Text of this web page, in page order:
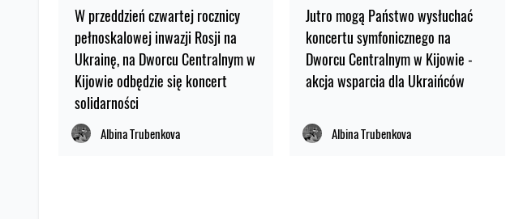
W przeddzień czwartej rocznicy
pełnoskalowej inwazji Rosji na
Ukrainę, na Dworcu Centralnym w
Kijowie odbędzie się koncert
solidarności
Albina Trubenkova
Jutro mogą Państwo wysłuchać
koncertu symfonicznego na
Dworcu Centralnym w Kijowie -
akcja wsparcia dla Ukraińców
Albina Trubenkova